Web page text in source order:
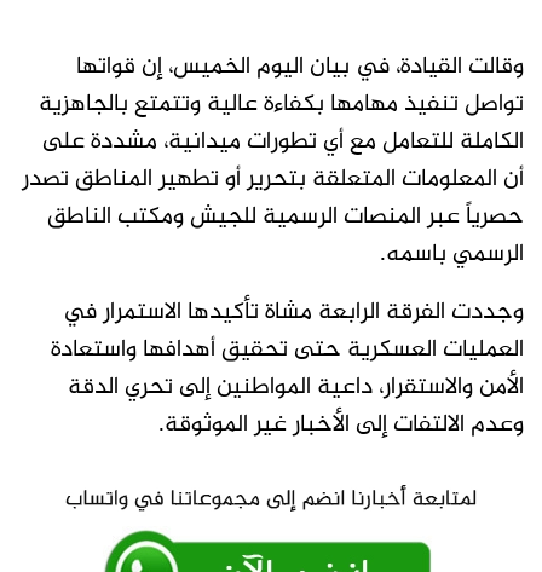
وقالت القيادة، في بيان اليوم الخميس، إن قواتها
تواصل تنفيذ مهامها بكفاءة عالية وتتمتع بالجاهزية
الكاملة للتعامل مع أي تطورات ميدانية، مشددة على
أن المعلومات المتعلقة بتحرير أو تطهير المناطق تصدر
حصرياً عبر المنصات الرسمية للجيش ومكتب الناطق
الرسمي باسمه.
وجددت الفرقة الرابعة مشاة تأكيدها الاستمرار في
العمليات العسكرية حتى تحقيق أهدافها واستعادة
الأمن والاستقرار، داعية المواطنين إلى تحري الدقة
وعدم الالتفات إلى الأخبار غير الموثوقة.